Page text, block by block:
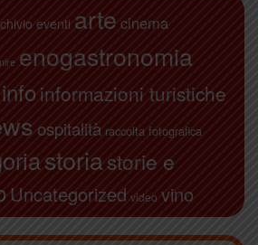
eventi arte cinema
enogastronomia
info informazioni turistiche
ospitalità raccolta fotografica
storiastorie e
Uncategorized video vino